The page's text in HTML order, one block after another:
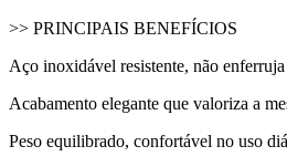
>> PRINCIPAIS BENEFÍCIOS
Aço inoxidável resistente, não enferruja
Acabamento elegante que valoriza a
Peso equilibrado, confortável no uso